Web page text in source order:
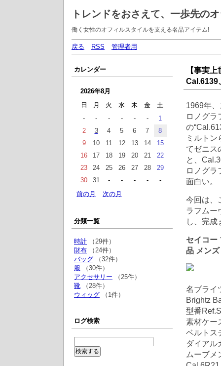
トレンドをおさえて、一歩先の
働く女性のオフィルスタイルを支える名品アイテム!
戻る RSS 管理者用
【事実
Cal.6139
1969年
ロノグラ
の
ミルトン
てゼニス
と、
ロノグラ
面白い。
今回は、
ラフムー
し、完成
セイコー
品 メンズ
名ブライ
Brightz
型番
素材ケー
ベルトス
ダイアル
ムーブメ
カレンダー
2026年8月
日
月 火 水 木 金
土
-
- - - - -
1
2
3 4 5 6 7
8
9
10 11 12 13 14
15
16
17 18 19 20 21
22
23
24 25 26 27 28
29
30
31 - - - -
-
前の月
次の月
分類一覧
時計 （29件）
財布 （24件）
バッグ （32件）
服 （30件）
アクセサリー （25件）
靴 （28件）
ウィッグ （1件）
ログ検索